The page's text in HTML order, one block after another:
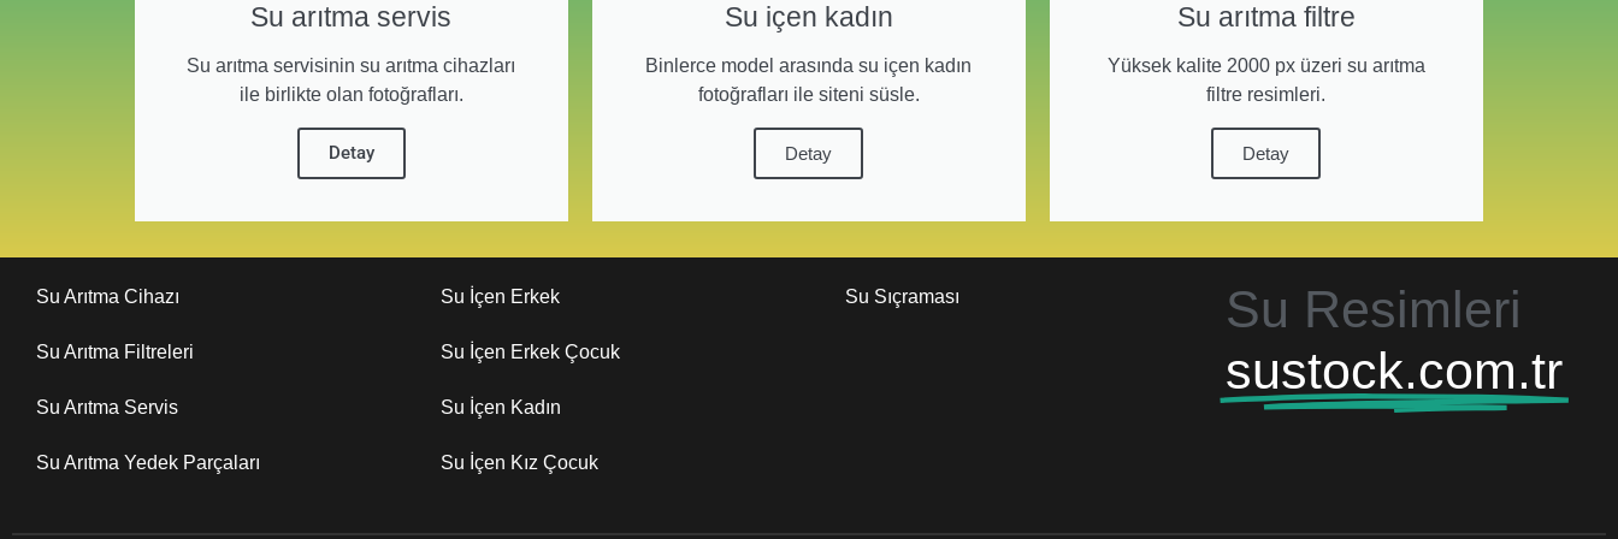
Su arıtma servis
Su arıtma servisinin su arıtma cihazları
ile birlikte olan fotoğrafları.
Detay
Su içen kadın
Binlerce model arasında su içen kadın
fotoğrafları ile siteni süsle.
Detay
Su arıtma filtre
Yüksek kalite 2000 px üzeri su arıtma
filtre resimleri.
Detay
Su Arıtma Cihazı
Su Arıtma Filtreleri
Su Arıtma Servis
Su Arıtma Yedek Parçaları
Su İçen Erkek
Su İçen Erkek Çocuk
Su İçen Kadın
Su İçen Kız Çocuk
Su Sıçraması
Su Resimleri
sustock.com.tr